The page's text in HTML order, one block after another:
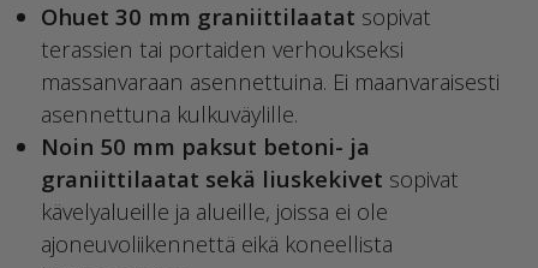
Ohuet 30 mm graniittilaatat sopivat
terassien tai portaiden verhoukseksi
massanvaraan asennettuina. Ei maanvaraisesti
asennettuna kulkuväylille.
Noin 50 mm paksut betoni- ja
graniittilaatat sekä liuskekivet sopivat
kävelyalueille ja alueille, joissa ei ole
ajoneuvoliikennettä eikä koneellista